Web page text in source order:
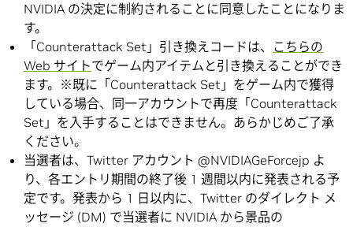
NVIDIA の決定に制約されることに同意したことになりま
す。
「Counterattack Set」引き換えコードは、 こちらの
Web サイトでゲーム内アイテムと引き換えることができ
ます。※既に「Counterattack Set」をゲーム内で獲得
している場合、同一アカウントで再度「Counterattack
Set」を入手することはできません。あらかじめご了承
ください。
当選者は、Twitter アカウント @NVIDIAGeForcejp よ
り、各エントリ期間の終了後 1 週間以内に発表される予
定です。発表から 1 日以内に、Twitter のダイレクト メ
ッセージ (DM) で当選者に NVIDIA から景品の